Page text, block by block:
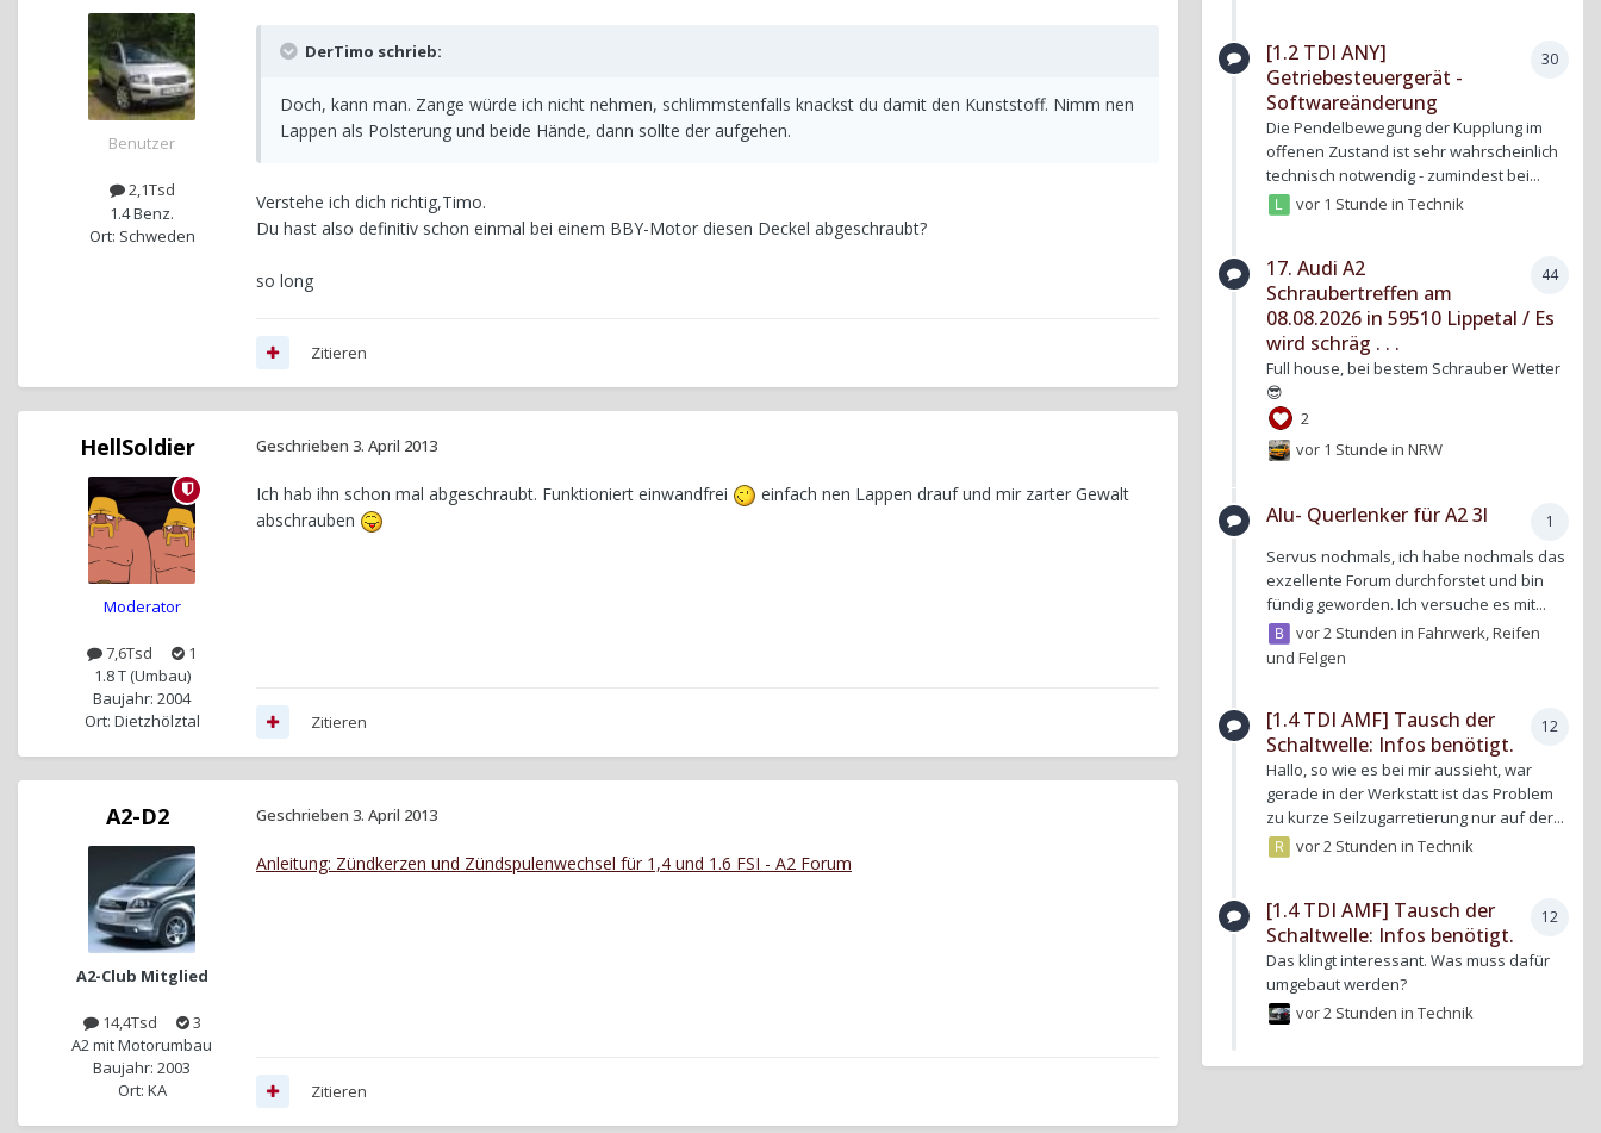
Benutzer
2,1Tsd
1.4 Benz.
Ort: Schweden
DerTimo schrieb:
Doch, kann man. Zange würde ich nicht nehmen, schlimmstenfalls knackst du damit den Kunststoff. Nimm nen
Lappen als Polsterung und beide Hände, dann sollte der aufgehen.
Verstehe ich dich richtig,Timo.
Du hast also definitiv schon einmal bei einem BBY-Motor diesen Deckel abgeschraubt?
so long
Zitieren
HellSoldier
Moderator
7,6Tsd
1
1.8 T (Umbau)
Baujahr: 2004
Ort: Dietzhölztal
Geschrieben 3. April 2013
Ich hab ihn schon mal abgeschraubt. Funktioniert einwandfrei
einfach nen Lappen drauf und mir zarter Gewalt
abschrauben
Zitieren
A2-D2
A2-Club Mitglied
14,4Tsd
3
A2 mit Motorumbau
Baujahr: 2003
Ort: KA
Geschrieben 3. April 2013
Anleitung: Zündkerzen und Zündspulenwechsel für 1,4 und 1.6 FSI - A2 Forum
Zitieren
30
[1.2 TDI ANY]
Getriebesteuergerät -
Softwareänderung
Die Pendelbewegung der Kupplung im
offenen Zustand ist sehr wahrscheinlich
technisch notwendig - zumindest bei...
vor 1 Stunde inTechnik
44
17. Audi A2
Schraubertreffen am
08.08.2026 in 59510 Lippetal / Es
wird schräg . . .
Full house, bei bestem Schrauber Wetter
😎
2
vor 1 Stunde inNRW
1
Alu- Querlenker für A2 3l
Servus nochmals, ich habe nochmals das
exzellente Forum durchforstet und bin
fündig geworden. Ich versuche es mit...
vor 2 Stunden inFahrwerk, Reifen
und Felgen
12
[1.4 TDI AMF] Tausch der
Schaltwelle: Infos benötigt.
Hallo, so wie es bei mir aussieht, war
gerade in der Werkstatt ist das Problem
zu kurze Seilzugarretierung nur auf der...
vor 2 Stunden inTechnik
12
[1.4 TDI AMF] Tausch der
Schaltwelle: Infos benötigt.
Das klingt interessant. Was muss dafür
umgebaut werden?
vor 2 Stunden inTechnik